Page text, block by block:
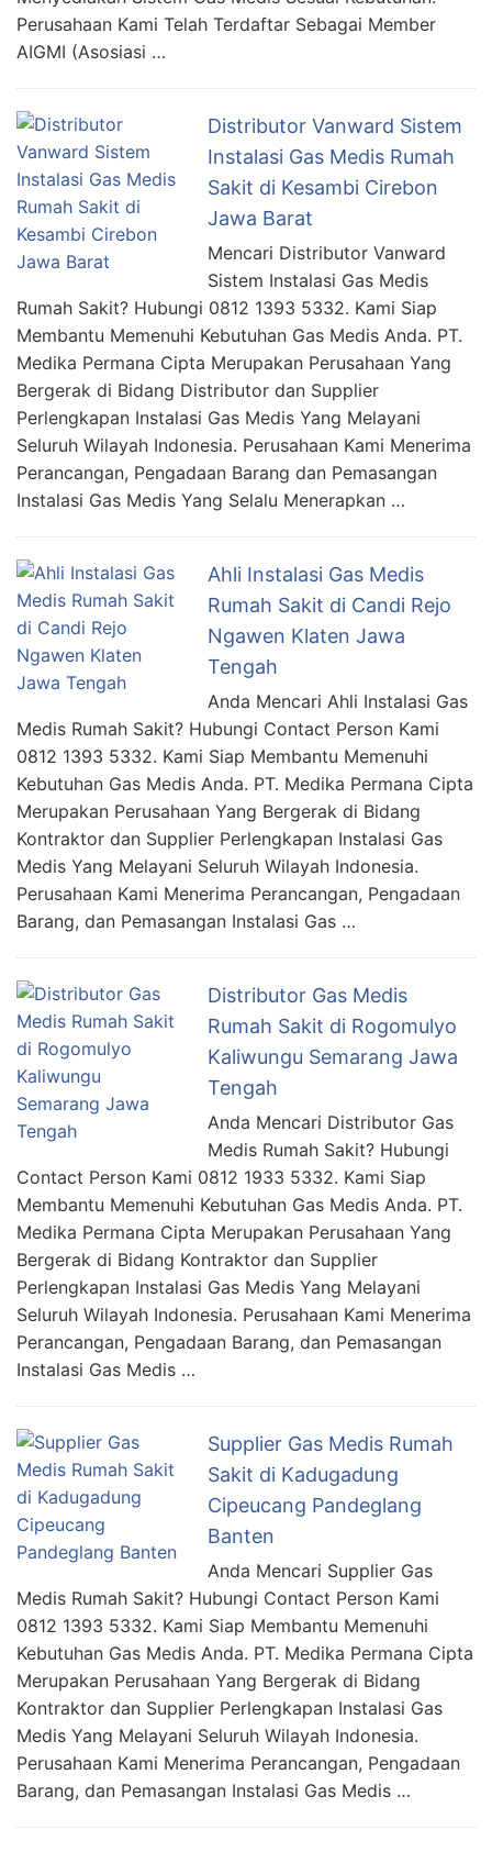
Perusahaan Kami Telah Terdaftar Sebagai Member
AIGMI (Asosiasi …
Distributor Vanward Sistem
Instalasi Gas Medis Rumah
Sakit di Kesambi Cirebon
Jawa Barat
Mencari Distributor Vanward
Sistem Instalasi Gas Medis
Rumah Sakit? Hubungi 0812 1393 5332. Kami Siap
Membantu Memenuhi Kebutuhan Gas Medis Anda. PT.
Medika Permana Cipta Merupakan Perusahaan Yang
Bergerak di Bidang Distributor dan Supplier
Perlengkapan Instalasi Gas Medis Yang Melayani
Seluruh Wilayah Indonesia. Perusahaan Kami Menerima
Perancangan, Pengadaan Barang dan Pemasangan
Instalasi Gas Medis Yang Selalu Menerapkan …
Ahli Instalasi Gas Medis
Rumah Sakit di Candi Rejo
Ngawen Klaten Jawa
Tengah
Anda Mencari Ahli Instalasi Gas
Medis Rumah Sakit? Hubungi Contact Person Kami
0812 1393 5332. Kami Siap Membantu Memenuhi
Kebutuhan Gas Medis Anda. PT. Medika Permana Cipta
Merupakan Perusahaan Yang Bergerak di Bidang
Kontraktor dan Supplier Perlengkapan Instalasi Gas
Medis Yang Melayani Seluruh Wilayah Indonesia.
Perusahaan Kami Menerima Perancangan, Pengadaan
Barang, dan Pemasangan Instalasi Gas …
Distributor Gas Medis
Rumah Sakit di Rogomulyo
Kaliwungu Semarang Jawa
Tengah
Anda Mencari Distributor Gas
Medis Rumah Sakit? Hubungi
Contact Person Kami 0812 1933 5332. Kami Siap
Membantu Memenuhi Kebutuhan Gas Medis Anda. PT.
Medika Permana Cipta Merupakan Perusahaan Yang
Bergerak di Bidang Kontraktor dan Supplier
Perlengkapan Instalasi Gas Medis Yang Melayani
Seluruh Wilayah Indonesia. Perusahaan Kami Menerima
Perancangan, Pengadaan Barang, dan Pemasangan
Instalasi Gas Medis …
Supplier Gas Medis Rumah
Sakit di Kadugadung
Cipeucang Pandeglang
Banten
Anda Mencari Supplier Gas
Medis Rumah Sakit? Hubungi Contact Person Kami
0812 1393 5332. Kami Siap Membantu Memenuhi
Kebutuhan Gas Medis Anda. PT. Medika Permana Cipta
Merupakan Perusahaan Yang Bergerak di Bidang
Kontraktor dan Supplier Perlengkapan Instalasi Gas
Medis Yang Melayani Seluruh Wilayah Indonesia.
Perusahaan Kami Menerima Perancangan, Pengadaan
Barang, dan Pemasangan Instalasi Gas Medis …